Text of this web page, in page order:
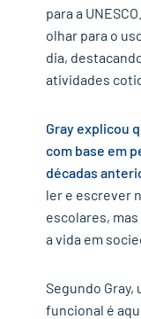
para a
olhar para o
dia,
atividades
Gray explicou
com base em
décadas
ler e escrever
escolares,
a vida em
Segundo
funcional é